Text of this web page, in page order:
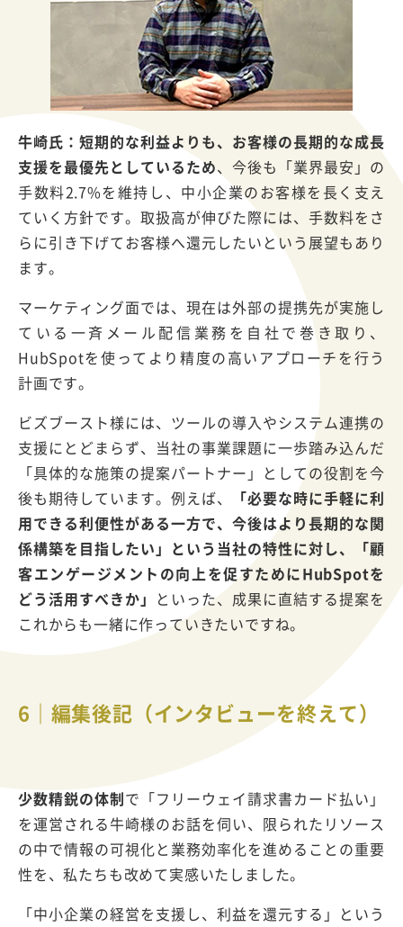
牛崎氏：短期的な利益よりも、お客様の長期的な成長
支援を最優先としているため、今後も「業界最安」の
手数料2.7%を維持し、中小企業のお客様を長く支え
ていく方針です。取扱高が伸びた際には、手数料をさ
らに引き下げてお客様へ還元したいという展望もあり
ます。
マーケティング面では、現在は外部の提携先が実施し
ている一斉メール配信業務を自社で巻き取り、
HubSpotを使ってより精度の高いアプローチを行う
計画です。
ビズブースト様には、ツールの導入やシステム連携の
支援にとどまらず、当社の事業課題に一歩踏み込んだ
「具体的な施策の提案パートナー」としての役割を今
後も期待しています。例えば、
「必要な時に手軽に利
用できる利便性がある一方で、今後はより長期的な関
係構築を目指したい」という当社の特性に対し、「顧
客エンゲージメントの向上を促すためにHubSpotを
どう活用すべきか」 といった、成果に直結する提案を
これからも一緒に作っていきたいですね。
6｜編集後記（インタビューを終えて）
少数精鋭の体制で「フリーウェイ請求書カード払い」
を運営される牛崎様のお話を伺い、限られたリソース
の中で情報の可視化と業務効率化を進めることの重要
性を、私たちも改めて実感いたしました。
「中小企業の経営を支援し、利益を還元する」という